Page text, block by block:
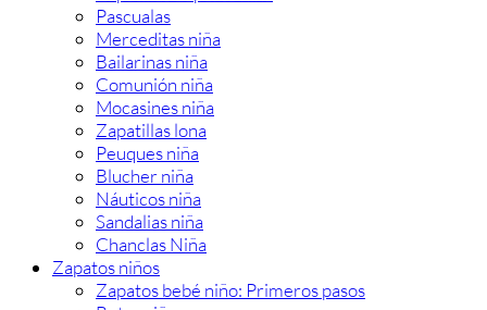
Pascualas
Merceditas niña
Bailarinas niña
Comunión niña
Mocasines niña
Zapatillas lona
Peuques niña
Blucher niña
Náuticos niña
Sandalias niña
Chanclas Niña
Zapatos niños
Zapatos bebé niño: Primeros pasos